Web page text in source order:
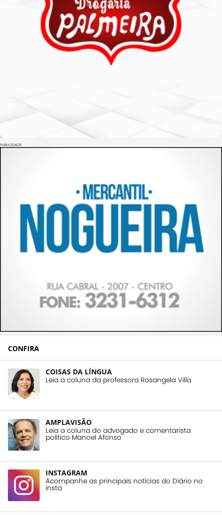
PUBLICIDADE
CONFIRA
COISAS DA LÍNGUA
Leia a coluna da professora Rosangela Villa
AMPLAVISÃO
Leia a coluna do advogado e comentarista
político Manoel Afonso
INSTAGRAM
Acompanhe as principais notícias do Diário no
insta